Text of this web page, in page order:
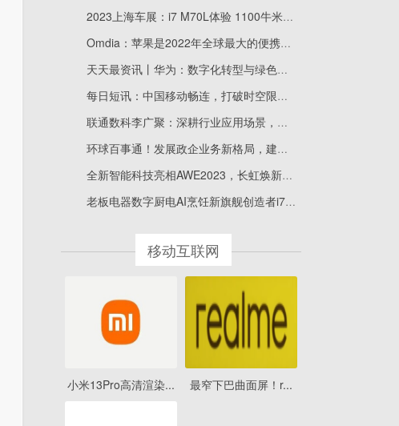
2023上海车展：i7 M70L体验 1100牛米还带M的宝马电动车
Omdia：苹果是2022年全球最大的便携电脑显示面板采购商
天天最资讯丨华为：数字化转型与绿色发展，构建智慧城轨
每日短讯：中国移动畅连，打破时空限制，让家人更亲近
联通数科李广聚：深耕行业应用场景，联通云“更懂行业的云” 世界关注
环球百事通！发展政企业务新格局，建设高品质OTN成关键
全新智能科技亮相AWE2023，长虹焕新美好生活 天天速看料
老板电器数字厨电AI烹饪新旗舰创造者i7重磅发布
移动互联网
小米13Pro高清渲染... 最窄下巴曲面屏！r...